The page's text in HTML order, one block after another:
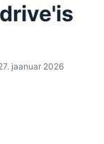
jaanuar 2026